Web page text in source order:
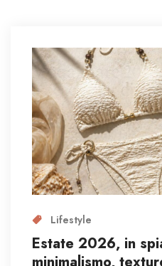
Lifestyle
Estate 2026, in